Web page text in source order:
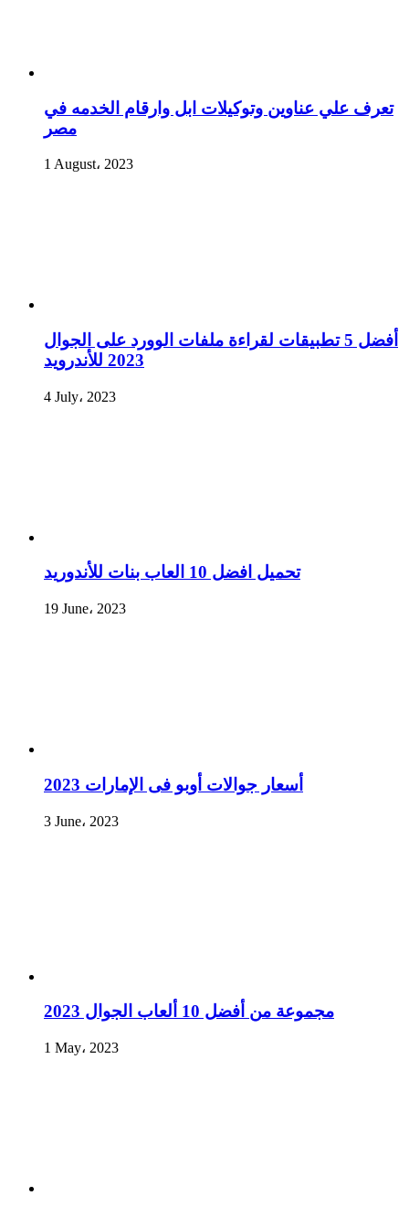
تعرف علي عناوين وتوكيلات ابل وارقام الخدمه في
مصر
1 August، 2023
أفضل 5 تطبيقات لقراءة ملفات الوورد على الجوال
2023 للأندرويد
4 July، 2023
تحميل افضل 10 العاب بنات للأندوريد
19 June، 2023
أسعار جوالات أوبو فى الإمارات 2023
3 June، 2023
مجموعة من أفضل 10 ألعاب الجوال 2023
1 May، 2023